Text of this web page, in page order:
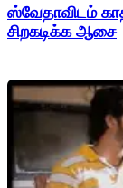
ஸ்வேதாவிடம்
சிறகடிக்க ஆசை